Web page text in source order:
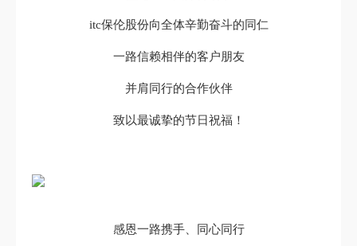
itc保伦股份向全体辛勤奋斗的同仁
一路信赖相伴的客户朋友
并肩同行的合作伙伴
致以最诚挚的节日祝福！
感恩一路携手、同心同行